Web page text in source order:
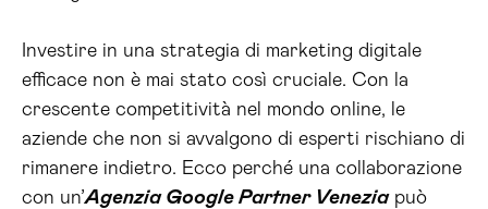
Investire in una strategia di marketing digitale
efficace non è mai stato così cruciale. Con la
crescente competitività nel mondo online, le
aziende che non si avvalgono di esperti rischiano di
rimanere indietro. Ecco perché una collaborazione
con un’Agenzia Google Partner Veneziapuò